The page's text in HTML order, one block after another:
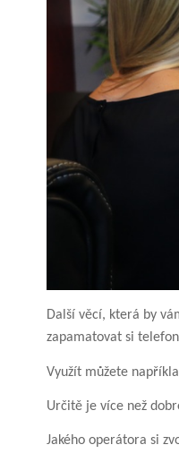
Další věcí, která by
zapamatovat si
Využít můžete
Určitě je více než
Jakého operátora si